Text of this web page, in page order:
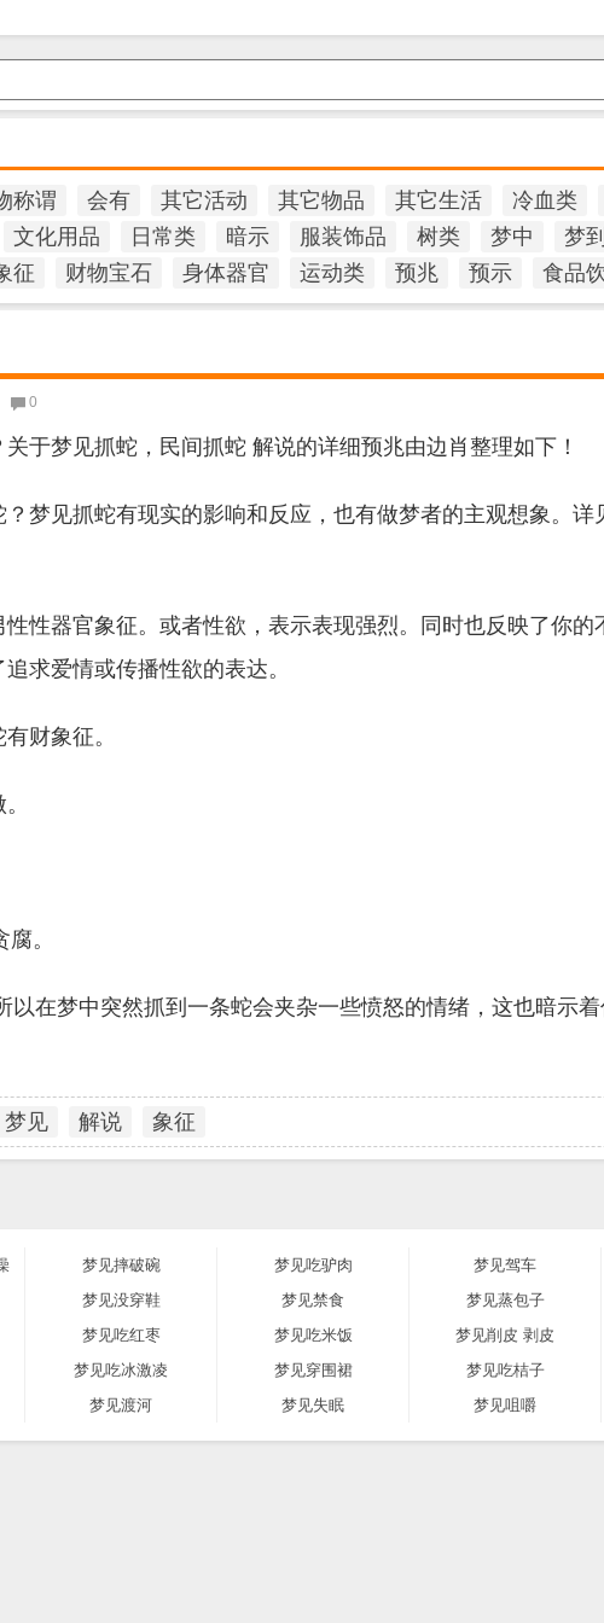
称谓 会有 其它活动 其它物品 其它生活 冷血类
文化用品 日常类 暗示 服装饰品 树类 梦中 梦到
征 财物宝石 身体器官 运动类 预兆 预示 食品
0
于梦见抓蛇，民间抓蛇 解说的详细预兆由边肖整理如下！
梦见抓蛇有现实的影响和反应，也有做梦者的主观想象。详
性器官象征。或者性欲，表示表现强烈。同时也反映了你的
求爱情或传播性欲的表达。
财象征。
。
以在梦中突然抓到一条蛇会夹杂一些愤怒的情绪，这也暗示
梦见 解说 象征
梦见摔破碗 梦见吃驴肉 梦见驾车
梦见没穿鞋 梦见禁食 梦见蒸包子
梦见吃红枣 梦见吃米饭 梦见削皮 剥皮
梦见吃冰激凌 梦见穿围裙 梦见吃桔子
梦见渡河 梦见失眠 梦见咀嚼